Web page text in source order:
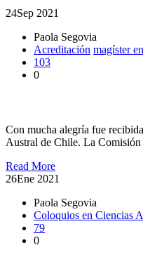
24Sep 2021
Paola Segovia
Acreditación magíster
103
0
Con mucha alegría fue
Austral de Chile. La
Read More
26Ene 2021
Paola Segovia
Coloquios en Ciencias
79
0